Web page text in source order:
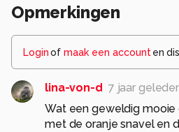
Opmerkingen
Loginof maak een account en
lina-von-d 7 jaar
Wat een geweldig mooie
met de oranje snavel en